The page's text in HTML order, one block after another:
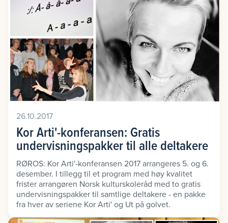
26.10.2017
Kor Arti'-konferansen: Gratis
undervisningspakker til alle deltakere
RØROS: Kor Arti'-konferansen 2017 arrangeres 5. og 6.
desember. I tillegg til et program med høy kvalitet
frister arrangøren Norsk kulturskoleråd med to gratis
undervisningspakker til samtlige deltakere - en pakke
fra hver av seriene Kor Arti' og Ut på golvet.